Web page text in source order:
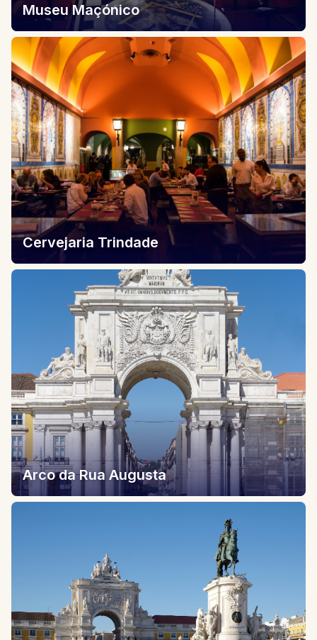
Museu Maçónico
Cervejaria Trindade
Arco da Rua Augusta